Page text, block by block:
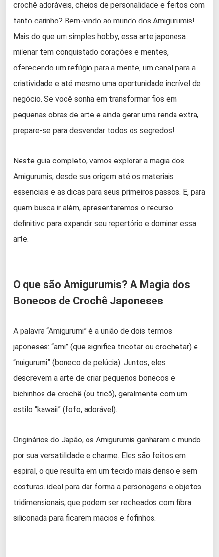
crochê adoráveis, cheios de personalidade e feitos com
tanto carinho? Bem-vindo ao mundo dos Amigurumis!
Mais do que um simples hobby, essa arte japonesa
milenar tem conquistado corações e mentes,
oferecendo um refúgio para a mente, um canal para a
criatividade e até mesmo uma oportunidade incrível de
negócio. Se você sonha em transformar fios em
pequenas obras de arte e ainda gerar uma renda extra,
prepare-se para desvendar todos os segredos!
Neste guia completo, vamos explorar a magia dos
Amigurumis, desde sua origem até os materiais
essenciais e as dicas para seus primeiros passos. E, para
quem busca ir além, apresentaremos o recurso
definitivo para expandir seu repertório e dominar essa
arte.
O que são Amigurumis? A Magia dos
Bonecos de Crochê Japoneses
A palavra “Amigurumi” é a união de dois termos
japoneses: “ami” (que significa tricotar ou crochetar) e
“nuigurumi” (boneco de pelúcia). Juntos, eles
descrevem a arte de criar pequenos bonecos e
bichinhos de crochê (ou tricô), geralmente com um
estilo “kawaii” (fofo, adorável).
Originários do Japão, os Amigurumis ganharam o mundo
por sua versatilidade e charme. Eles são feitos em
espiral, o que resulta em um tecido mais denso e sem
costuras, ideal para dar forma a personagens e objetos
tridimensionais, que podem ser recheados com fibra
siliconada para ficarem macios e fofinhos.